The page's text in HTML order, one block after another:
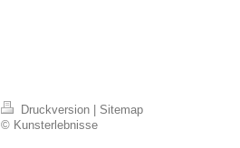
Druckversion
Sitemap
© Kunsterlebnisse